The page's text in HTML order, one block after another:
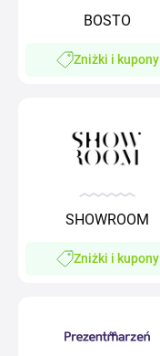
BOSTO
Zniżki i kupony
SHOWROOM
Zniżki i kupony